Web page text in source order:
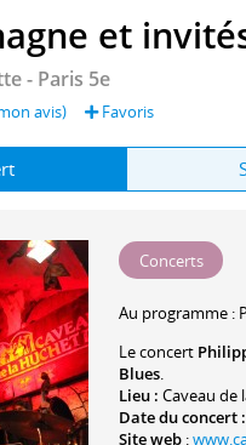
et
- Paris 5e
avis) Favoris
Concerts
Au programme :
Le concert
Blues.
Lieu : Caveau de
Date du concert :
Site web :